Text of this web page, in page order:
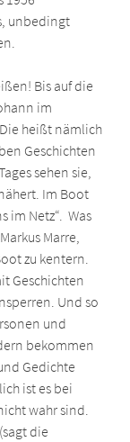
unbedingt
Bis auf die
im
heißt nämlich
Geschichten
sehen sie,
Im Boot
im Netz“. Was
Marre,
zu kentern.
Geschichten
Und so
und
bekommen
Gedichte
ist es bei
wahr sind.
die